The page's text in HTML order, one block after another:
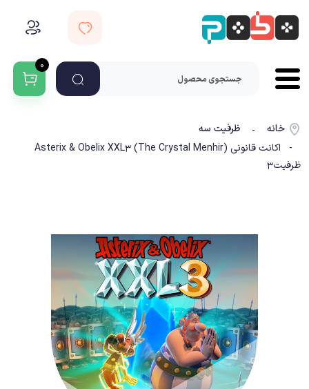
۰
خانه -
ظرفیت سه
- اکانت قانونی Asterix & Obelix XXL3 (The Crystal Menhir)
ظرفیت3